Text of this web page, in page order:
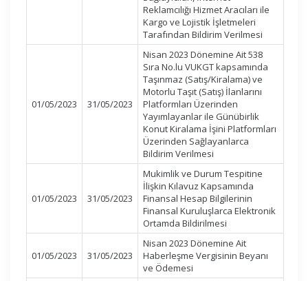
Reklamcılığı Hizmet Aracıları ile
Kargo ve Lojistik İşletmeleri
Tarafından Bildirim Verilmesi
01/05/2023 31/05/2023
Nisan 2023 Dönemine Ait 538
Sıra No.lu VUKGT kapsamında
Taşınmaz (Satış/Kiralama) ve
Motorlu Taşıt (Satış) İlanlarını
Platformları Üzerinden
Yayımlayanlar ile Günübirlik
Konut Kiralama İşini Platformları
Üzerinden Sağlayanlarca
Bildirim Verilmesi
01/05/2023 31/05/2023
Mukimlik ve Durum Tespitine
İlişkin Kılavuz Kapsamında
Finansal Hesap Bilgilerinin
Finansal Kuruluşlarca Elektronik
Ortamda Bildirilmesi
01/05/2023 31/05/2023
Nisan 2023 Dönemine Ait
Haberleşme Vergisinin Beyanı
ve Ödemesi